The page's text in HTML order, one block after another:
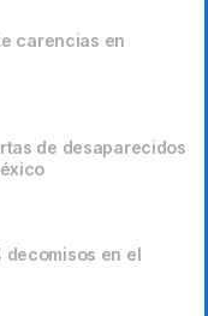
carencias en
de desaparecidos
en el